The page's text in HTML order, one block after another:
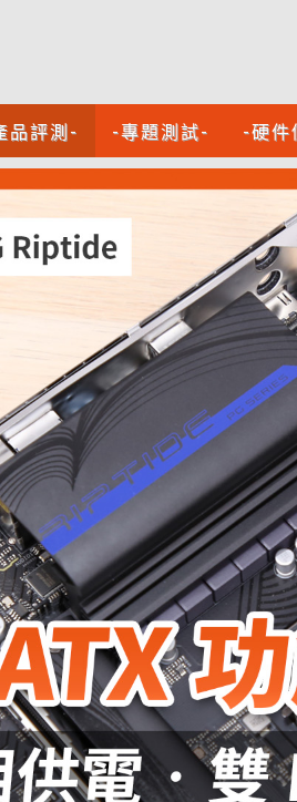
品評測- -專題測試- -硬件